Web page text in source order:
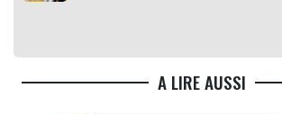
A LIRE AUSSI